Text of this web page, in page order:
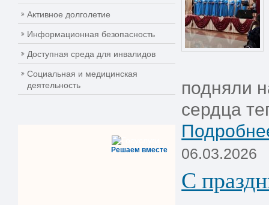
Активное долголетие
Информационная безопасность
Доступная среда для инвалидов
Социальная и медицинская
деятельность
Решаем вместе
подняли
сердца
06.03.2026
С